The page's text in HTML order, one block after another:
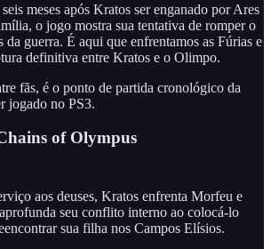
meses após Kratos ser enganado por Ares
o jogo mostra sua tentativa de romper o
da guerra. É aqui que enfrentamos as Fúrias e
definitiva entre Kratos e o Olimpo.
fãs, é o ponto de partida cronológico da
jogado no PS3.
of Olympus
aos deuses, Kratos enfrenta Morfeu e
seu conflito interno ao colocá-lo
sua filha nos Campos Elísios.